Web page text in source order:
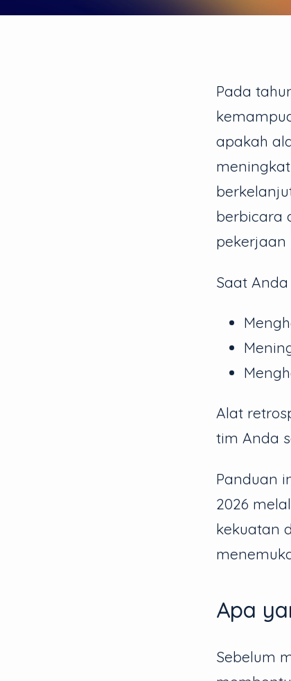
Pada
apakah
berbicara
pekerjaan
Saat
Alat
tim Anda
Panduan
2026
kekuatan
Apa
Sebelum